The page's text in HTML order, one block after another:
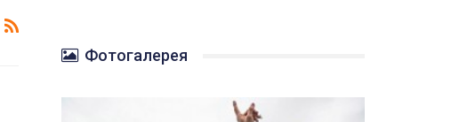
Фотогалерея